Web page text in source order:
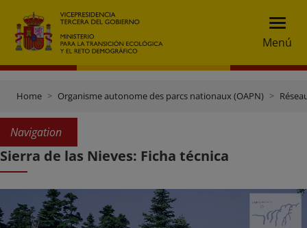
Menú
Home Organisme autonome des parcs nationaux (OAPN)
Navigation
Sierra de las Nieves: Ficha técnica